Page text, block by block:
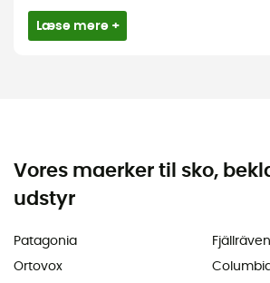
Læse mere +
Vores maerker til sko,
udstyr
Patagonia
Ortovox
Fjällräven